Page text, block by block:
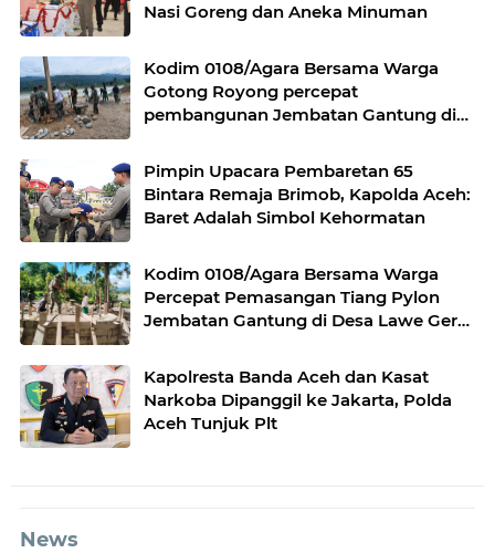
Nasi Goreng dan Aneka Minuman
Kodim 0108/Agara Bersama Warga
Gotong Royong percepat
pembangunan Jembatan Gantung di
Pimpin Upacara Pembaretan 65
Bintara Remaja Brimob, Kapolda Aceh:
Baret Adalah Simbol Kehormatan
Kodim 0108/Agara Bersama Warga
Percepat Pemasangan Tiang Pylon
Jembatan Gantung di Desa Lawe Ger-
Kapolresta Banda Aceh dan Kasat
Narkoba Dipanggil ke Jakarta, Polda
Aceh Tunjuk Plt
News